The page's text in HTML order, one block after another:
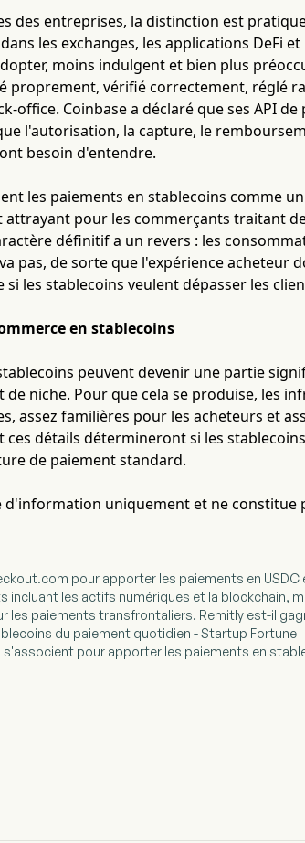
des entreprises, la distinction est
les exchanges, les applications DeFi
moins indulgent et bien plus
proprement, vérifié correctement, réglé
office. Coinbase a déclaré que ses API
l'autorisation, la capture, le
besoin d'entendre.
les paiements en stablecoins comme
pour les commerçants traitant
définitif a un revers : les
pas, de sorte que l'expérience acheteur
si les stablecoins veulent dépasser les
en stablecoins
peuvent devenir une partie
niche. Pour que cela se produise, les
assez familières pour les acheteurs et
détails détermineront si les
de paiement standard.
uniquement et ne constitue
pour apporter les paiements en USDC
incluant les actifs numériques et la blockchain,
les paiements transfrontaliers. Remitly est-il
du paiement quotidien - Startup Fortune
pour apporter les paiements en